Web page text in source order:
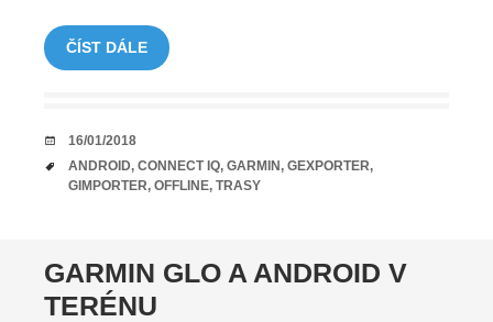
ČÍST DÁLE
DATUM
16/01/2018
TAGY
ANDROID, CONNECT IQ, GARMIN, GEXPORTER,
GIMPORTER, OFFLINE, TRASY
GARMIN GLO A ANDROID V
TERÉNU